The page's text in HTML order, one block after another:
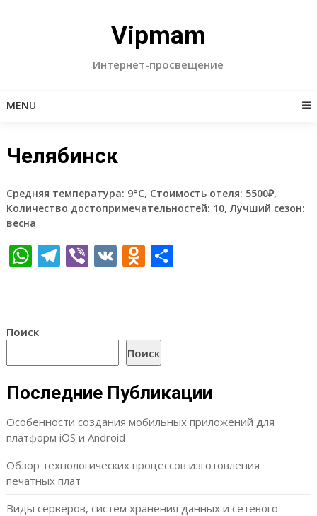
Vipmam
Интернет-просвещение
MENU
Челябинск
Средняя температура: 9°C, Стоимость отеля: 5500₽,
Количество достопримечательностей: 10, Лучший сезон:
весна
WhatsApp
Telegram
Viber
VKOdnoklassniki
Отправить
Поиск
Поиск
Последние Публикации
Особенности создания мобильных приложений для
платформ iOS и Android
Обзор технологических процессов изготовления
печатных плат
Виды серверов, систем хранения данных и сетевого